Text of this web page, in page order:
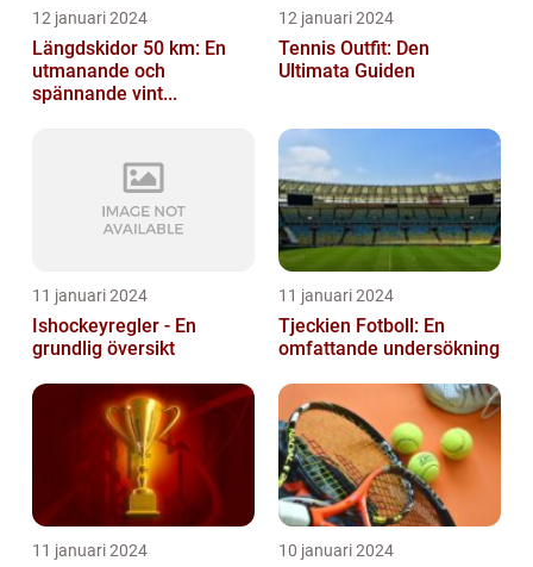
12 januari 2024
Längdskidor 50 km: En
utmanande och
spännande vint...
12 januari 2024
Tennis Outfit: Den
Ultimata Guiden
11 januari 2024
Ishockeyregler - En
grundlig översikt
11 januari 2024
Tjeckien Fotboll: En
omfattande undersökning
11 januari 2024 10 januari 2024